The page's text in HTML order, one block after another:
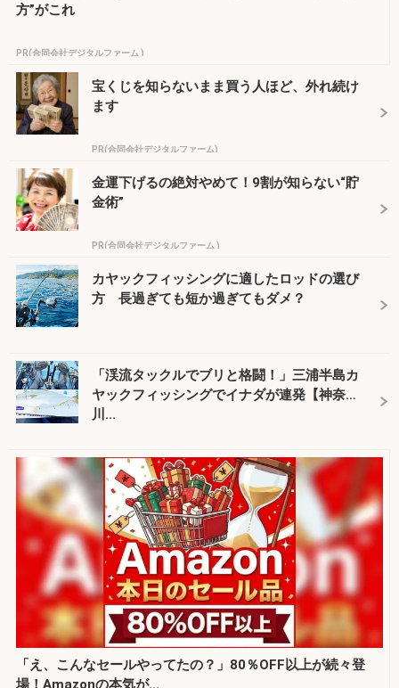
方”がこれ
PR(合同会社デジタルファーム )
宝くじを知らないまま買う人ほど、外れ続け
ます
PR(合同会社デジタルファーム)
金運下げるの絶対やめて！9割が知らない“貯
金術”
PR(合同会社デジタルファーム )
カヤックフィッシングに適したロッドの選び
方 長過ぎても短か過ぎてもダメ？
「渓流タックルでブリと格闘！」三浦半島カ
ヤックフィッシングでイナダが連発【神奈
川...
「え、こんなセールやってたの？」80％OFF以上が続々登
場！Amazonの本気が...